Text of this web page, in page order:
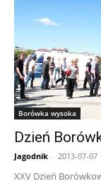
Borówka wysoka
Dzień
Jagodnik - 2013-07-07
XXV Dzień